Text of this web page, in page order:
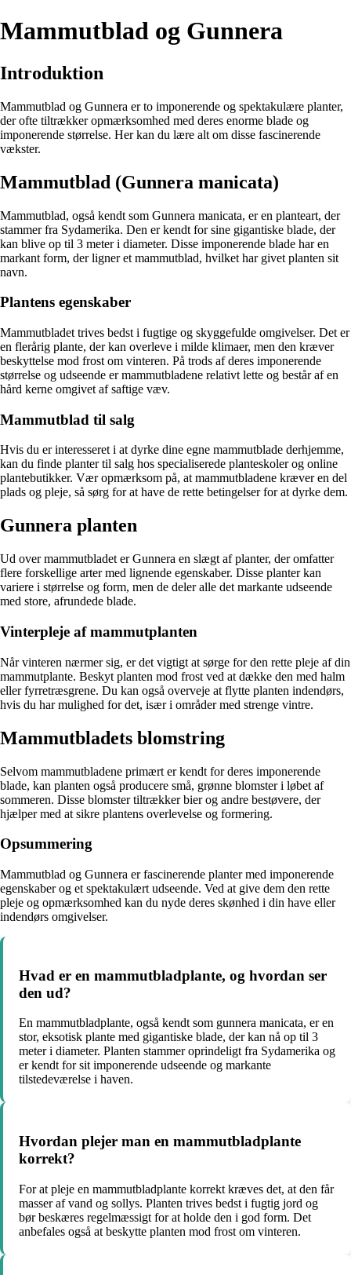
Mammutblad og Gunnera
Introduktion
Mammutblad og Gunnera er to imponerende og spektakulære planter,
der ofte tiltrækker opmærksomhed med deres enorme blade og
imponerende størrelse. Her kan du lære alt om disse fascinerende
vækster.
Mammutblad (Gunnera manicata)
Mammutblad, også kendt som Gunnera manicata, er en planteart, der
stammer fra Sydamerika. Den er kendt for sine gigantiske blade, der
kan blive op til 3 meter i diameter. Disse imponerende blade har en
markant form, der ligner et mammutblad, hvilket har givet planten sit
navn.
Plantens egenskaber
Mammutbladet trives bedst i fugtige og skyggefulde omgivelser. Det er
en flerårig plante, der kan overleve i milde klimaer, men den kræver
beskyttelse mod frost om vinteren. På trods af deres imponerende
størrelse og udseende er mammutbladene relativt lette og består af en
hård kerne omgivet af saftige væv.
Mammutblad til salg
Hvis du er interesseret i at dyrke dine egne mammutblade derhjemme,
kan du finde planter til salg hos specialiserede planteskoler og online
plantebutikker. Vær opmærksom på, at mammutbladene kræver en del
plads og pleje, så sørg for at have de rette betingelser for at dyrke dem.
Gunnera planten
Ud over mammutbladet er Gunnera en slægt af planter, der omfatter
flere forskellige arter med lignende egenskaber. Disse planter kan
variere i størrelse og form, men de deler alle det markante udseende
med store, afrundede blade.
Vinterpleje af mammutplanten
Når vinteren nærmer sig, er det vigtigt at sørge for den rette pleje af din
mammutplante. Beskyt planten mod frost ved at dække den med halm
eller fyrretræsgrene. Du kan også overveje at flytte planten indendørs,
hvis du har mulighed for det, især i områder med strenge vintre.
Mammutbladets blomstring
Selvom mammutbladene primært er kendt for deres imponerende
blade, kan planten også producere små, grønne blomster i løbet af
sommeren. Disse blomster tiltrækker bier og andre bestøvere, der
hjælper med at sikre plantens overlevelse og formering.
Opsummering
Mammutblad og Gunnera er fascinerende planter med imponerende
egenskaber og et spektakulært udseende. Ved at give dem den rette
pleje og opmærksomhed kan du nyde deres skønhed i din have eller
indendørs omgivelser.
Hvad er en mammutbladplante, og hvordan ser
den ud?
En mammutbladplante, også kendt som gunnera manicata, er en
stor, eksotisk plante med gigantiske blade, der kan nå op til 3
meter i diameter. Planten stammer oprindeligt fra Sydamerika og
er kendt for sit imponerende udseende og markante
tilstedeværelse i haven.
Hvordan plejer man en mammutbladplante
korrekt?
For at pleje en mammutbladplante korrekt kræves det, at den får
masser af vand og sollys. Planten trives bedst i fugtig jord og
bør beskæres regelmæssigt for at holde den i god form. Det
anbefales også at beskytte planten mod frost om vinteren.